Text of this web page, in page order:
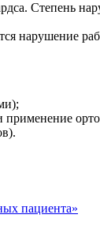
Степень
нарушение
применение
пациента»